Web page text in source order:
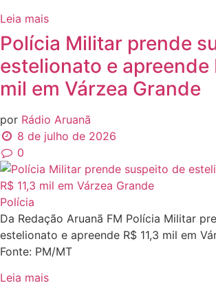
Leia mais
Polícia Militar prende
estelionato e apreende
mil em Várzea Grande
por Rádio Aruanã
8 de julho de 2026
0
Polícia
Da Redação Aruanã FM Polícia Militar
estelionato e apreende R$ 11,3 mil em
Fonte: PM/MT
Leia mais